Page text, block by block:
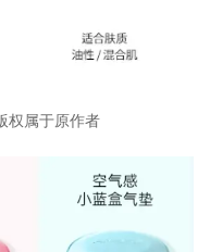
权属于原作者